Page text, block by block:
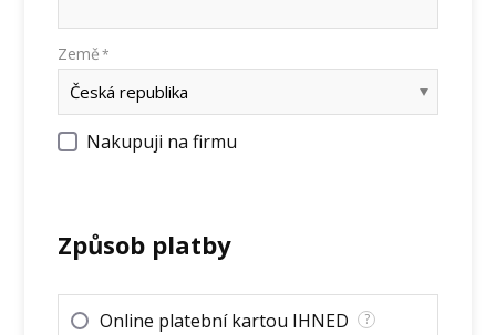
Země *
Nakupuji na firmu
Způsob platby
Online platební kartou IHNED ?